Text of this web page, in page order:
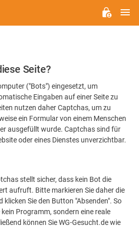
Seite?
("Bots") eingesetzt, um
Eingaben auf einer Seite zu
nutzen daher Captchas, um zu
ein Formular von einem Menschen
ausgefüllt wurde. Captchas sind für
oder eines Dienstes unverzichtbar.
stellt sicher, dass kein Bot die
aufruft. Bitte markieren Sie daher die
klicken Sie den Button "Absenden". So
Programm, sondern eine reale
können Sie WG-Gesucht.de wie